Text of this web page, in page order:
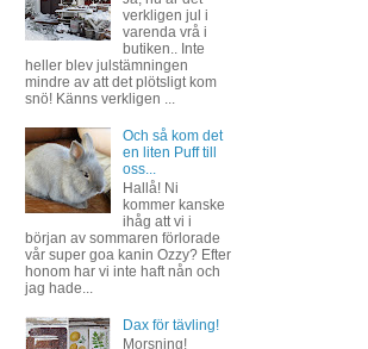
verkligen jul i
varenda vrå i
butiken.. Inte
heller blev julstämningen
mindre av att det plötsligt kom
snö! Känns verkligen ...
Och så kom det
en liten Puff till
oss...
Hallå! Ni
kommer kanske
ihåg att vi i
början av sommaren förlorade
vår super goa kanin Ozzy? Efter
honom har vi inte haft nån och
jag hade...
Dax för tävling!
Morsning!